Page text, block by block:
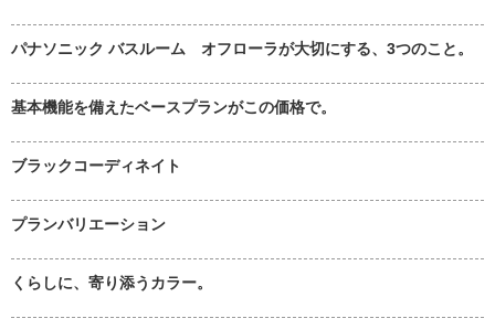
パナソニック バスルーム オフローラが大切にする、3つのこと。
基本機能を備えたベースプランがこの価格で。
ブラックコーディネイト
プランバリエーション
くらしに、寄り添うカラー。